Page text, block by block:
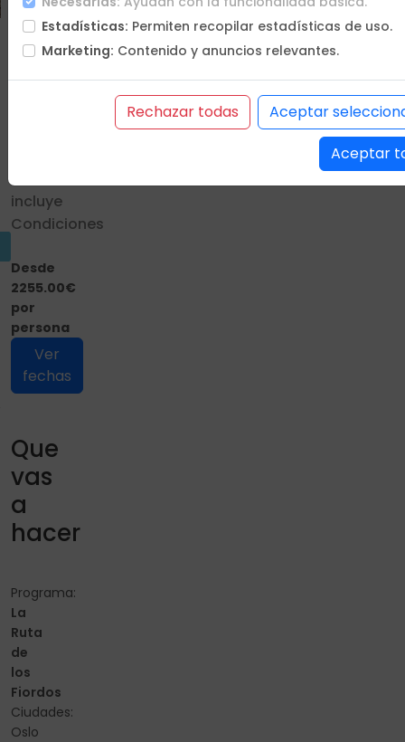
Que
incluye
Condiciones
Desde
2255.00€
por
persona
Ver
fechas
Que
vas
a
hacer
Programa:
La
Ruta
de
los
Fiordos
Ciudades:
Oslo
Estadísticas: Permiten recopilar estadísticas de uso.
Marketing: Contenido y anuncios relevantes.
Rechazar todas
Aceptar
Aceptar